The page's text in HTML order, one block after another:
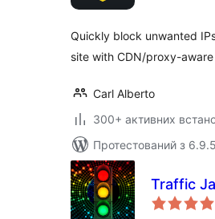
Quickly block unwanted
site with CDN/proxy-
Carl Alberto
300+ активних
Протестований з 6.9.5
Traffic